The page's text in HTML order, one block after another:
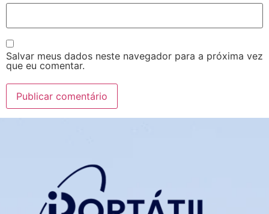
Salvar meus dados neste navegador para a próxima vez
que eu comentar.